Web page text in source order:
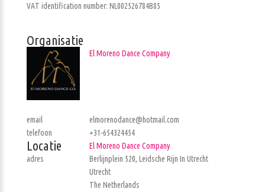
VAT identification number: NL002526784B85
Organisatie
El Moreno Dance Company
email
elmorenodance@hotmail.com
telefoon
+31-654324454
Locatie
El Moreno Dance Company
adres
Berlijnplein 520, Leidsche Rijn In Utrecht
Utrecht
The Netherlands